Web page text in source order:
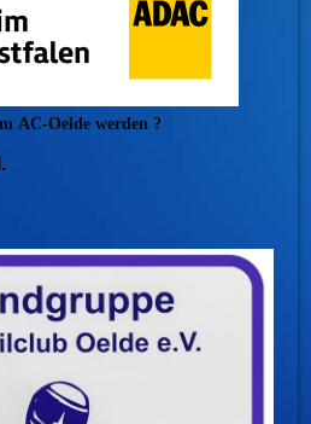
AC-Oelde werden ?